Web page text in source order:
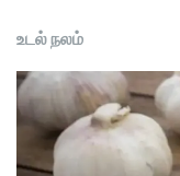
உடல் நலம்